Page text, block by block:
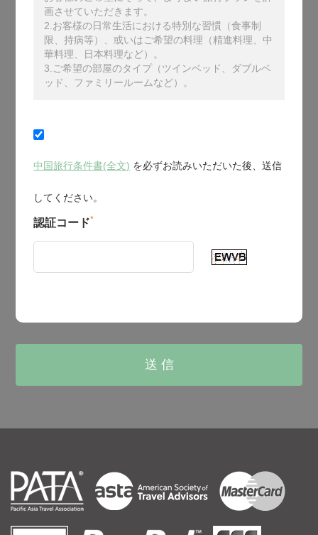
画させていただきます。
2.お客様の日常生活における特別な習慣（食事制
限、持病等）、或いはご希望の料理（精進料理、中
華料理、日本料理など）。
3.ご希望の部屋のタイプ（ツインベッド、ダブルベ
ッド、ファミリールームなど）。
中国旅行条件書(全文) を必ずお読みいただいた後、送信
してください。
認証コード*